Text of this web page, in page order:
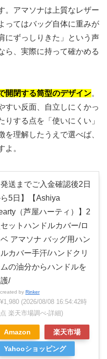
。アマソナは上質なレザー
ってはバッグ自体に重みが
にずっしりきた」という声
ら、実際に持って確かめる
開閉する筒型のデザイン。
すい反面、自立しにくかっ
する点を「使いにくい」
を理解したうえで選べば、
よ。
発送までご入金確認後2日
5日】【Ashiya
（芦屋ハーティ）】2
ットハンドルカバー/ロ
アマソナ バッグ用ハン
ルカバー手汗/ハンドクリ
の油分からハンドルを
/
created by Rinker
¥1,980 (2026/08/08 16:54:42時
点 楽天市場調べ-詳細)
Amazon 楽天市場
Yahooショッピング